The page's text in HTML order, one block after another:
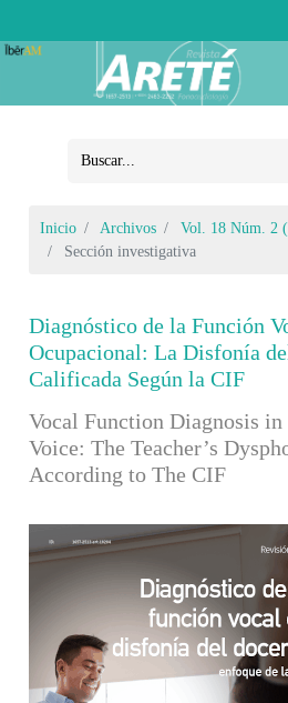
Inicio Archivos
Vol. 18 Núm. 2
Sección investigativa
Diagnóstico de la Función
Ocupacional: La Disfonía
Calificada Según la CIF
Vocal Function Diagnosis in
Voice: The Teacher’s
According to The CIF
Barra lateral del artículo